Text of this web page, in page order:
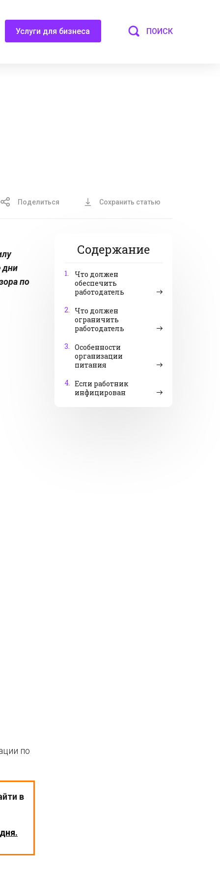
Услуги для бизнеса ПОИСК
Поделиться Сохранить статью
Содержание
1.
Что должен
обеспечить
работодатель
2.
Что должен
ограничить
работодатель
3. Особенности
организации
питания
4. Если работник
инфицирован
дни
по
по
в